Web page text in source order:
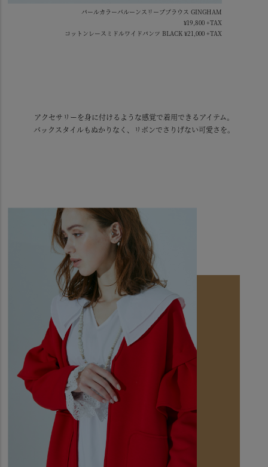
パールカラーバルーンスリーブブラウス GINGHAM
¥19,800 +TAX
コットンレースミドルワイドパンツ BLACK ¥21,000 +TAX
アクセサリーを身に付けるような感覚で着用できるアイテム。
バックスタイルもぬかりなく、リボンでさりげない可愛さを。